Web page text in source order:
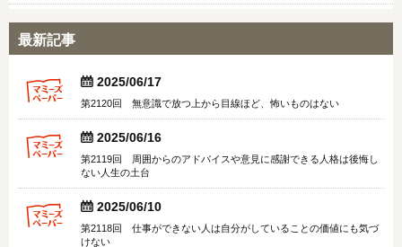
最新記事
  2025/06/17
第2120回 無意識で放つ上から目線ほど、怖いものはない
  2025/06/16
第2119回 周囲からのアドバイスや意見に感謝できる人格は後悔し
ない人生の土台
  2025/06/10
第2118回 仕事ができない人は自分がしていることの価値にも気づ
けない